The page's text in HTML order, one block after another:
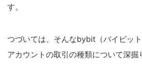
す。
つづいては、そんなbybit（バイビッ
アカウントの取引の種類について深掘